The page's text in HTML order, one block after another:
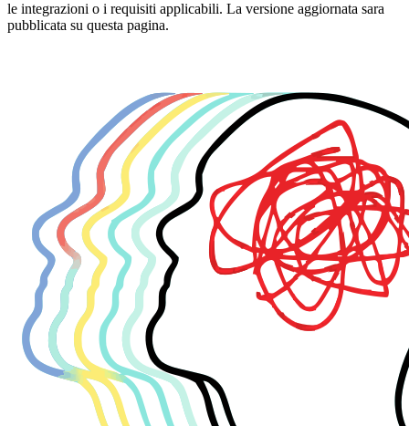
le integrazioni o i requisiti applicabili. La versione aggiornata sara
pubblicata su questa pagina.